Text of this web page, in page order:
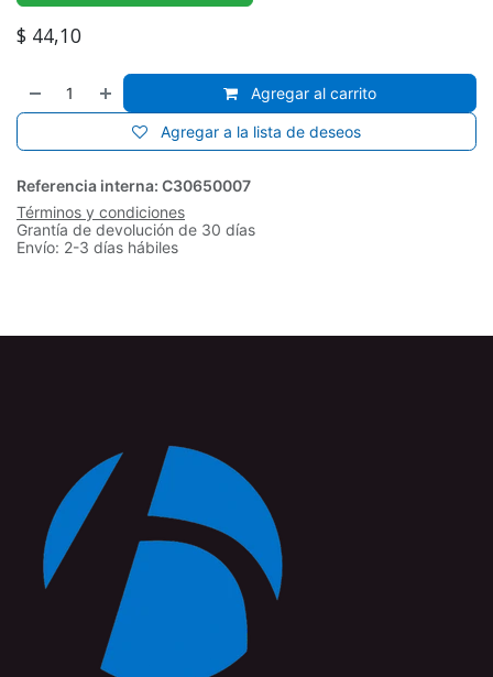
$ 44,10
Agregar al carrito
Agregar a la lista de deseos
Referencia interna: C30650007
Términos y condiciones
Grantía de devolución de 30 días
Envío: 2-3 días hábiles